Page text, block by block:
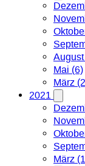
Mai (6)
März
2021
März